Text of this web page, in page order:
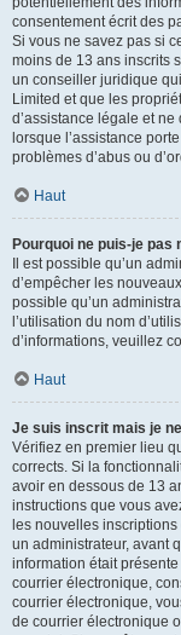
consentement écrit des
Si vous ne savez pas si
moins de 13 ans inscrits
un conseiller juridique
Limited et que les
d’assistance légale et
lorsque l’assistance
problèmes d’abus ou
Haut
Pourquoi ne puis-je pas
Il est possible qu’un
d’empêcher les
possible qu’un
l’utilisation du nom
d’informations, veuillez
Haut
Je suis inscrit mais je
Vérifiez en premier lieu
corrects. Si la
avoir en dessous de 13
instructions que vous
les nouvelles
un administrateur, avant
information était
courrier électronique,
courrier électronique,
de courrier électronique